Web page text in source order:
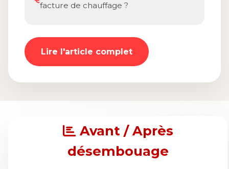
facture de chauffage ?
Lire l'article complet
Avant / Après
désembouage